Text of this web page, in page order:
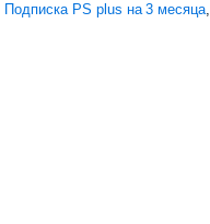
Подписка PS plus на 3 месяца,